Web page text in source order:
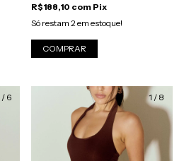
R$188,10 com Pix
Só restam 2 em estoque!
COMPRAR
/ 6 1 / 8